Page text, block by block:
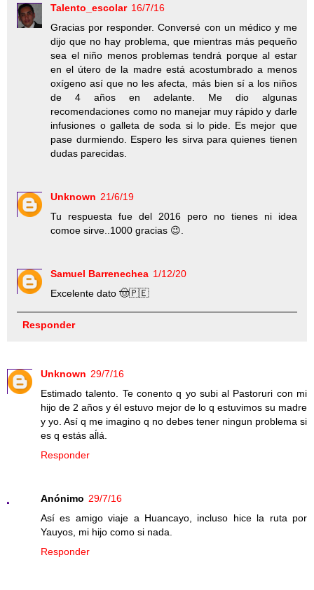
Talento_escolar 16/7/16
Gracias por responder. Conversé con un médico y me
dijo que no hay problema, que mientras más pequeño
sea el niño menos problemas tendrá porque al estar
en el útero de la madre está acostumbrado a menos
oxígeno así que no les afecta, más bien sí a los niños
de 4 años en adelante. Me dio algunas
recomendaciones como no manejar muy rápido y darle
infusiones o galleta de soda si lo pide. Es mejor que
pase durmiendo. Espero les sirva para quienes tienen
dudas parecidas.
Unknown 21/6/19
Tu respuesta fue del 2016 pero no tienes ni idea
comoe sirve..1000 gracias 😉.
Samuel Barrenechea 1/12/20
Excelente dato 🤠🇵🇪
Responder
Unknown 29/7/16
Estimado talento. Te conento q yo subi al Pastoruri con mi
hijo de 2 años y él estuvo mejor de lo q estuvimos su madre
y yo. Así q me imagino q no debes tener ningun problema si
es q estás aĺlá.
Responder
Anónimo 29/7/16
Así es amigo viaje a Huancayo, incluso hice la ruta por
Yauyos, mi hijo como si nada.
Responder